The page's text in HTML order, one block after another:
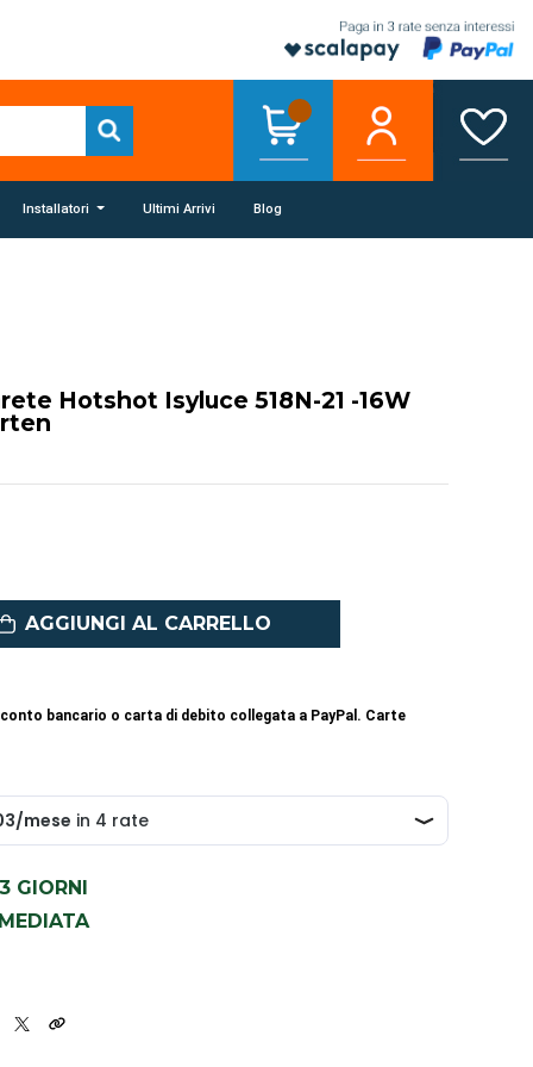
Installatori Ultimi Arrivi Blog
Hotshot Isyluce 518N-21 -16W
AGGIUNGI AL CARRELLO
conto bancario o carta di debito collegata a PayPal. Carte
GIORNI